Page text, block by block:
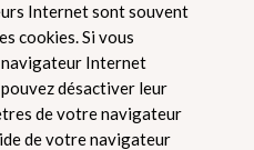
Internet sont souvent
cookies. Si vous
Internet
désactiver leur
de votre navigateur
de votre navigateur